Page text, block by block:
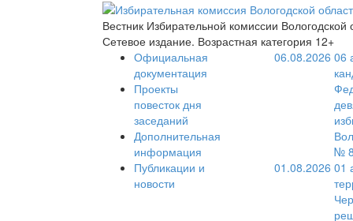
Вестник Избирательной комиссии Вологодской
Сетевое издание. Возрастная категория 12+
Официальная
документация
Проекты
повесток дня
заседаний
Дополнительная
информация
Публикации и
новости
06.08.2026 06
№
01.08.2026 01